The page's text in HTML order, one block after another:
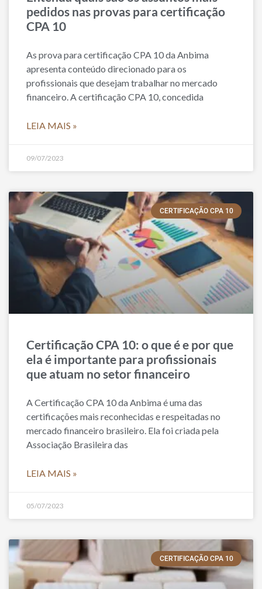
pedidos nas provas para certificação
CPA 10
As prova para certificação CPA 10 da Anbima
apresenta conteúdo direcionado para os
profissionais que desejam trabalhar no mercado
financeiro. A certificação CPA 10, concedida
LEIA MAIS »
09/07/2023
CERTIFICAÇÃO CPA 10
Certificação CPA 10: o que é e por que
ela é importante para profissionais
que atuam no setor financeiro
A Certificação CPA 10 da Anbima é uma das
certificações mais reconhecidas e respeitadas no
mercado financeiro brasileiro. Ela foi criada pela
Associação Brasileira das
LEIA MAIS »
05/07/2023
CERTIFICAÇÃO CPA 10